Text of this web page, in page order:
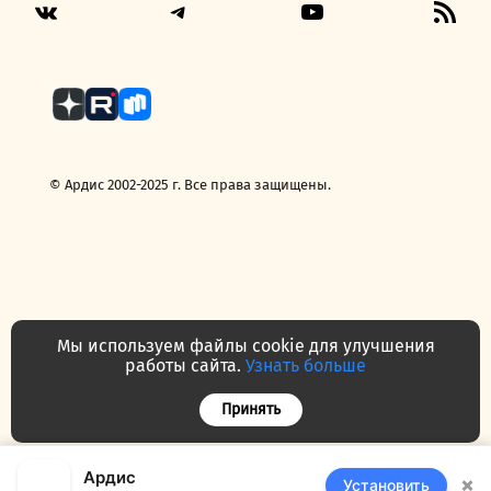
© Ардис 2002-2025 г. Все права защищены.
Договор — публичная оферта
Часто задаваемые вопросы
Ардис Установить
Мы используем файлы cookie для улучшения
работы сайта. Узнать больше
Принять